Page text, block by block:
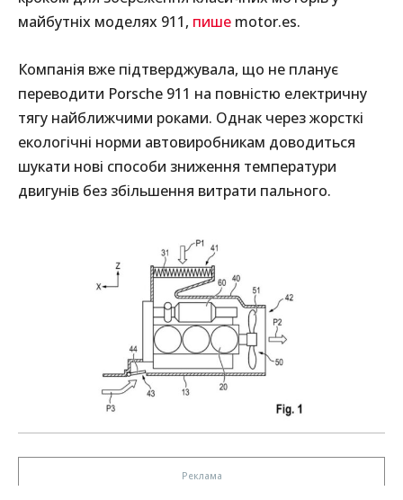
майбутніх моделях 911, пише motor.es.
Компанія вже підтверджувала, що не планує
переводити Porsche 911 на повністю електричну
тягу найближчими роками. Однак через жорсткі
екологічні норми автовиробникам доводиться
шукати нові способи зниження температури
двигунів без збільшення витрати пального.